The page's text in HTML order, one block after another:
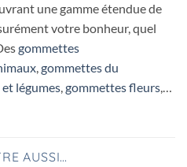
une gamme étendue de
votre bonheur, quel
gommettes
,gommettes du
légumes,gommettes fleurs,…
AUSSI…